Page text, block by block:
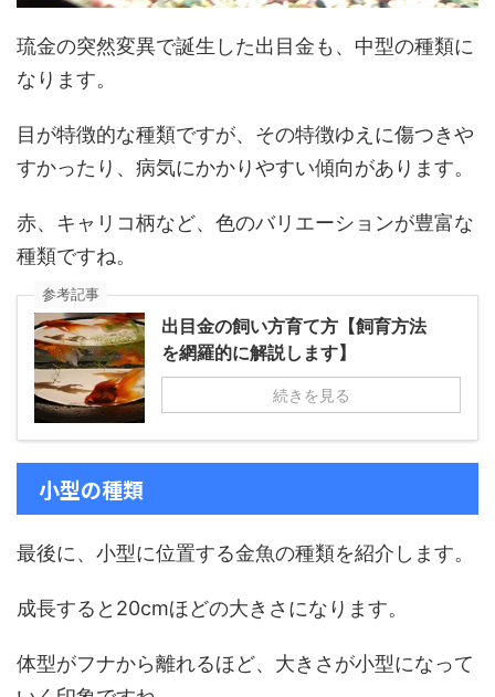
琉金の突然変異で誕生した出目金も、中型の種類に
なります。
目が特徴的な種類ですが、その特徴ゆえに傷つきや
すかったり、病気にかかりやすい傾向があります。
赤、キャリコ柄など、色のバリエーションが豊富な
種類ですね。
参考記事
出目金の飼い方育て方【飼育方法
を網羅的に解説します】
続きを見る
小型の種類
最後に、小型に位置する金魚の種類を紹介します。
成長すると20cmほどの大きさになります。
体型がフナから離れるほど、大きさが小型になって